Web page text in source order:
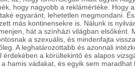
hogy nagyobb a reklámértéke. Hogy
egyaránt, lehetetlen megmondani.
más kontinensekre is. Nálunk is
hát a színházi világban elsőként.
a szexuális, és mindenfajta
A leghatározottabb és azonnali
a körültekintő és alapos
hamis vádakat, és egyik sem maradhat